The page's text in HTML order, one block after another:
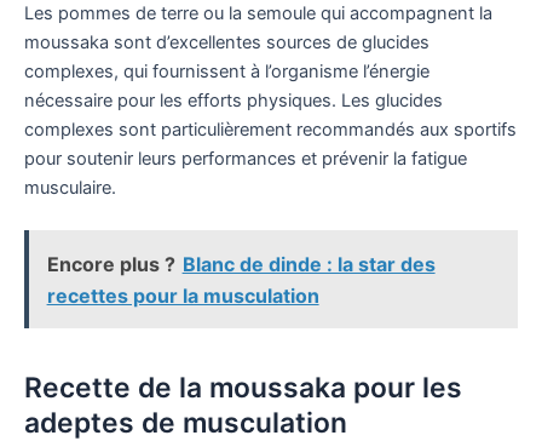
Les pommes de terre ou la semoule qui accompagnent la
moussaka sont d’excellentes sources de glucides
complexes, qui fournissent à l’organisme l’énergie
nécessaire pour les efforts physiques. Les glucides
complexes sont particulièrement recommandés aux sportifs
pour soutenir leurs performances et prévenir la fatigue
musculaire.
Encore plus ? Blanc de dinde : la star des
recettes pour la musculation
Recette de la moussaka pour les
adeptes de musculation